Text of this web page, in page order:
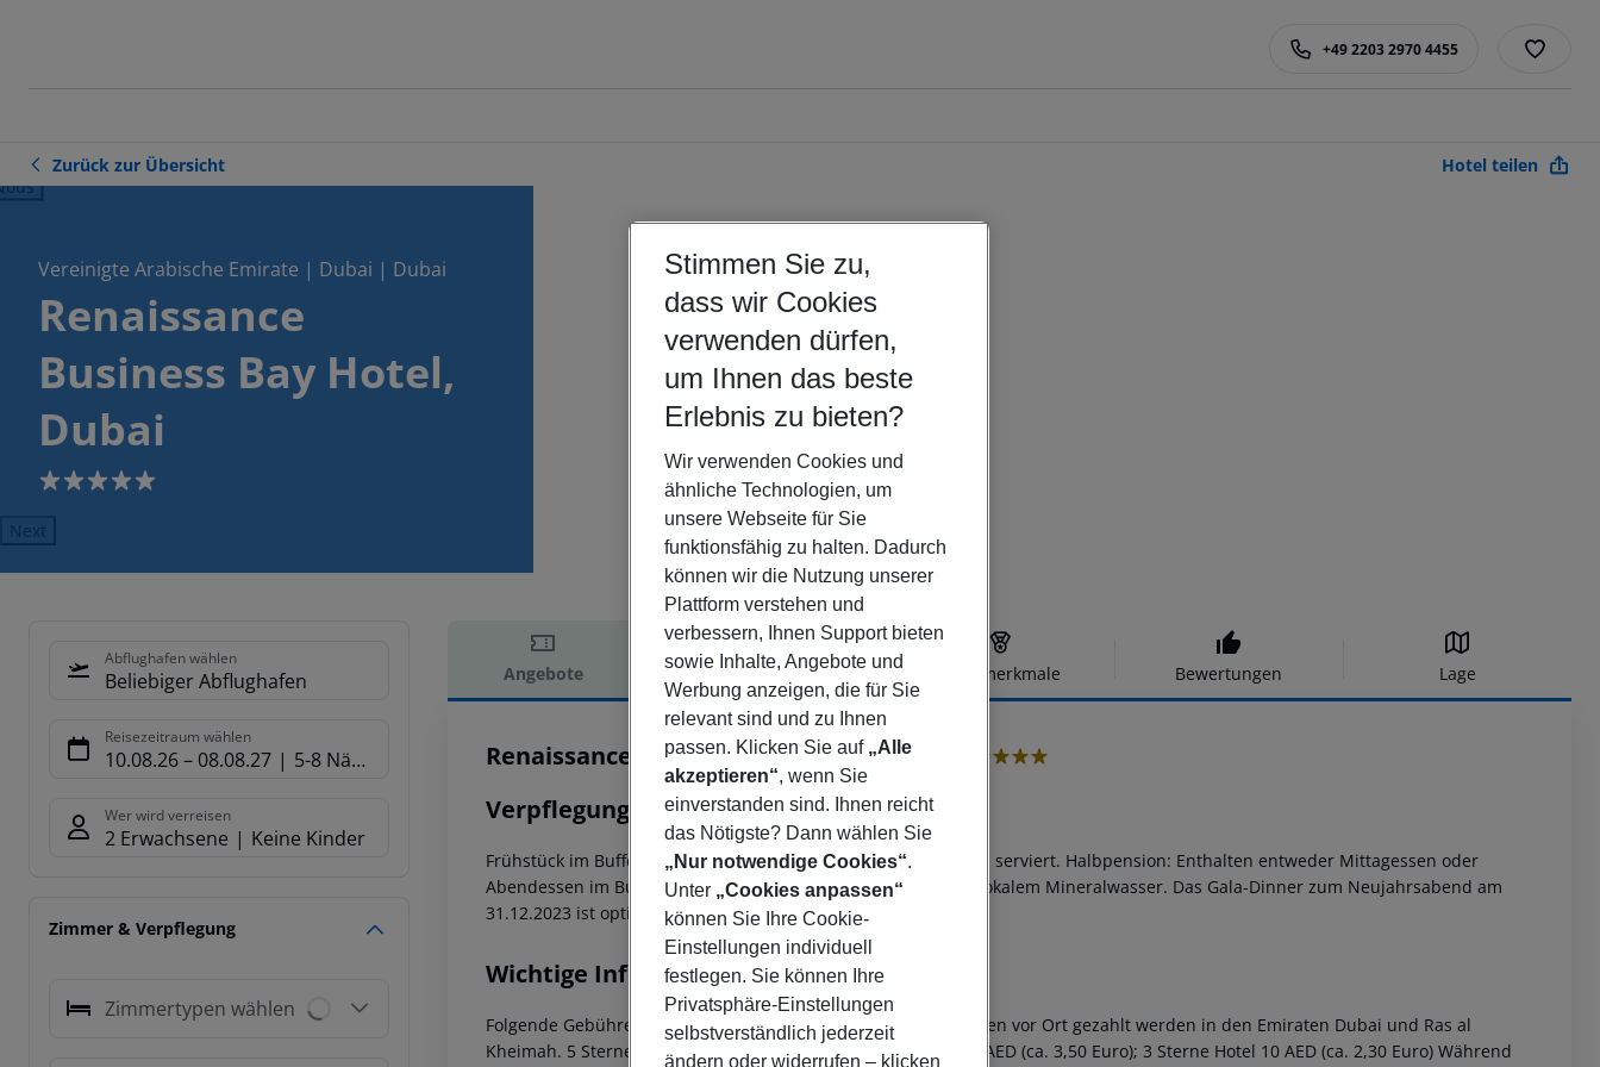
+49 2203 2970 4455
Zurück zur Übersicht Hotel teilen
Vereinigte Arabische Emirate | Dubai | Dubai
Renaissance
Business Bay Hotel,
Dubai
5
Next
Abflughafen wählen
Beliebiger Abflughafen
Reisezeitraum wählen
10.08.26– 08.08.27 5-8 Nächte
Wer wird verreisen
2 Erwachsene Keine Kinder
Zimmer & Verpflegung
Zimmertypen wählen
Angebote Hotelbeschreibung Hotelmerkmale Bewertungen Lage
Hotelbeschreibung
Renaissance Business Bay Hotel, Dubai
Verpflegung
Frühstück im Buffet-Stil wird in den All-Day-Dining-Restaurants serviert. Halbpension: Enthalten entweder Mittagessen oder
Abendessen im Buffet-Stil oder als festes Menü.Inklusive nur lokalem Mineralwasser. Das Gala-Dinner zum Neujahrsabend am
31.12.2023 ist optional.
Wichtige Informationen
Folgende Gebühren fallen pro Zimmer pro Nacht an und müssen vor Ort gezahlt werden in den Emiraten Dubai und Ras al
Kheimah. 5 Sterne Hotel 20 AED (ca. 5 Euro); 4 Sterne Hotel 15 AED (ca. 3,50 Euro); 3 Sterne Hotel 10 AED (ca. 2,30 Euro) Während
Stimmen Sie zu,
dass wir Cookies
verwenden dürfen,
um Ihnen das beste
Erlebnis zu bieten?
Wir verwenden Cookies und
ähnliche Technologien, um
unsere Webseite für Sie
funktionsfähig zu halten. Dadurch
können wir die Nutzung unserer
Plattform verstehen und
verbessern, Ihnen Support bieten
sowie Inhalte, Angebote und
Werbung anzeigen, die für Sie
relevant sind und zu Ihnen
passen. Klicken Sie auf „Alle
akzeptieren“, wenn Sie
einverstanden sind. Ihnen reicht
das Nötigste? Dann wählen Sie
„Nur notwendige Cookies“.
Unter „Cookies anpassen“
können Sie Ihre Cookie-
Einstellungen individuell
festlegen. Sie können Ihre
Privatsphäre-Einstellungen
selbstverständlich jederzeit
ändern oder widerrufen – klicken